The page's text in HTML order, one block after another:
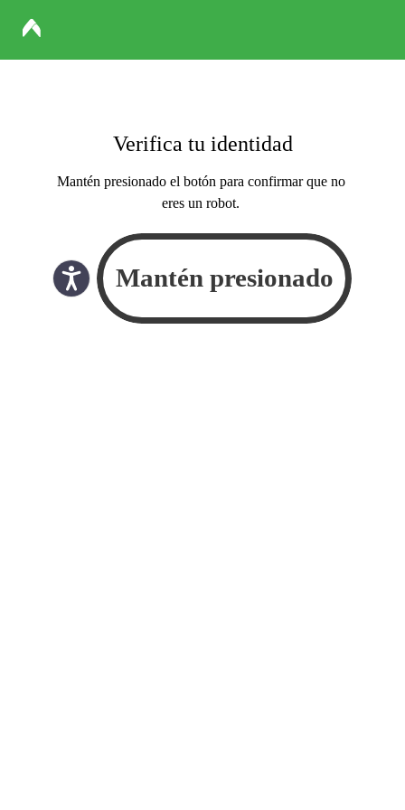
Verifica tu identidad
Mantén presionado el botón para confirmar que no
eres un robot.